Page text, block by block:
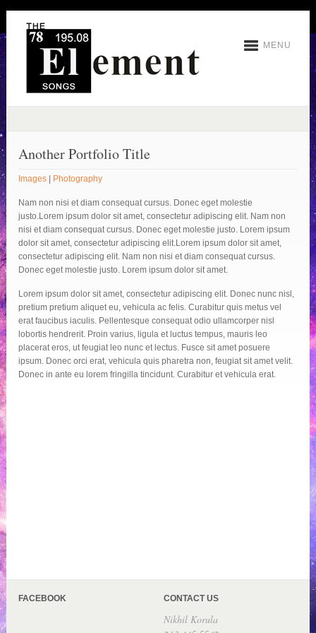
MENU
Another Portfolio Title
Images Photography
Nam non nisi et diam consequat cursus. Donec eget molestie
justo.Lorem ipsum dolor sit amet, consectetur adipiscing elit. Nam non
nisi et diam consequat cursus. Donec eget molestie justo. Lorem ipsum
dolor sit amet, consectetur adipiscing elit.Lorem ipsum dolor sit amet,
consectetur adipiscing elit. Nam non nisi et diam consequat cursus.
Donec eget molestie justo. Lorem ipsum dolor sit amet.
Lorem ipsum dolor sit amet, consectetur adipiscing elit. Donec nunc nisl,
pretium pretium aliquet eu, vehicula ac felis. Curabitur quis metus vel
erat faucibus iaculis. Pellentesque consequat odio ullamcorper nisl
lobortis hendrerit. Proin varius, ligula et luctus tempus, mauris leo
placerat eros, ut feugiat leo nunc et lectus. Fusce sit amet posuere
ipsum. Donec orci erat, vehicula quis pharetra non, feugiat sit amet velit.
Donec in ante eu lorem fringilla tincidunt. Curabitur et vehicula erat.
FACEBOOK CONTACT US
Nikhil Korula